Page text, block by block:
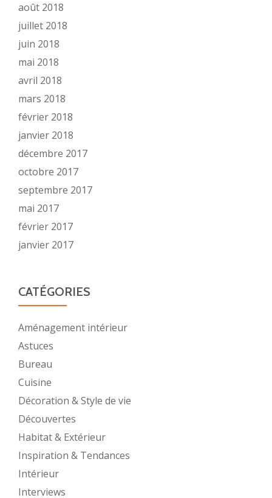
août 2018
juillet 2018
juin 2018
mai 2018
avril 2018
mars 2018
février 2018
janvier 2018
décembre 2017
octobre 2017
septembre 2017
mai 2017
février 2017
janvier 2017
CATÉGORIES
Aménagement intérieur
Astuces
Bureau
Cuisine
Décoration & Style de vie
Découvertes
Habitat & Extérieur
Inspiration & Tendances
Intérieur
Interviews